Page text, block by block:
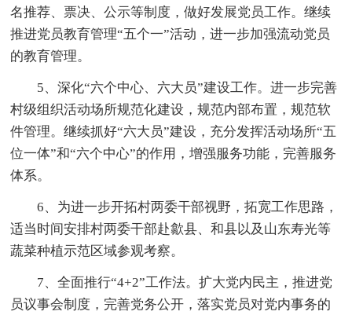
名推荐、票决、公示等制度，做好发展党员工作。继续
推进党员教育管理“五个一”活动，进一步加强流动党员
的教育管理。
5、深化“六个中心、六大员”建设工作。进一步完善
村级组织活动场所规范化建设，规范内部布置，规范软
件管理。继续抓好“六大员”建设，充分发挥活动场所“五
位一体”和“六个中心”的作用，增强服务功能，完善服务
体系。
6、为进一步开拓村两委干部视野，拓宽工作思路，
适当时间安排村两委干部赴歙县、和县以及山东寿光等
蔬菜种植示范区域参观考察。
7、全面推行“4+2”工作法。扩大党内民主，推进党
员议事会制度，完善党务公开，落实党员对党内事务的